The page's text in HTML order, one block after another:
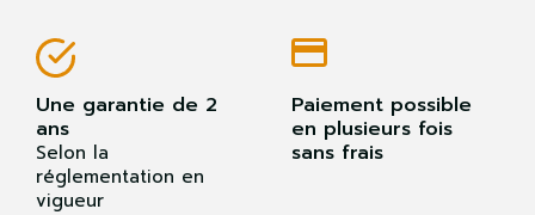
Une garantie de 2
ans
Selon la
réglementation en
vigueur
Paiement possible
en plusieurs fois
sans frais